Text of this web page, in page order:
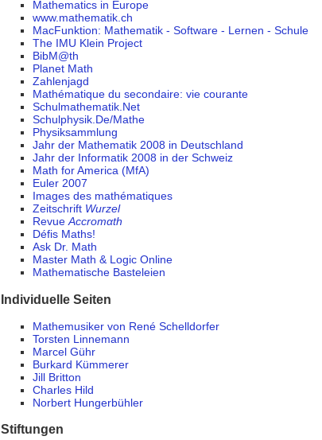
Mathematics in Europe
www.mathematik.ch
MacFunktion: Mathematik - Software - Lernen - Schule
The IMU Klein Project
BibM@th
Planet Math
Zahlenjagd
Mathématique du secondaire: vie courante
Schulmathematik.Net
Schulphysik.De/Mathe
Physiksammlung
Jahr der Mathematik 2008 in Deutschland
Jahr der Informatik 2008 in der Schweiz
Math for America (MfA)
Euler 2007
Images des mathématiques
Zeitschrift Wurzel
Revue Accromαth
Défis Maths!
Ask Dr. Math
Master Math & Logic Online
Mathematische Basteleien
Individuelle Seiten
Mathemusiker von René Schelldorfer
Torsten Linnemann
Marcel Gühr
Burkard Kümmerer
Jill Britton
Charles Hild
Norbert Hungerbühler
Stiftungen